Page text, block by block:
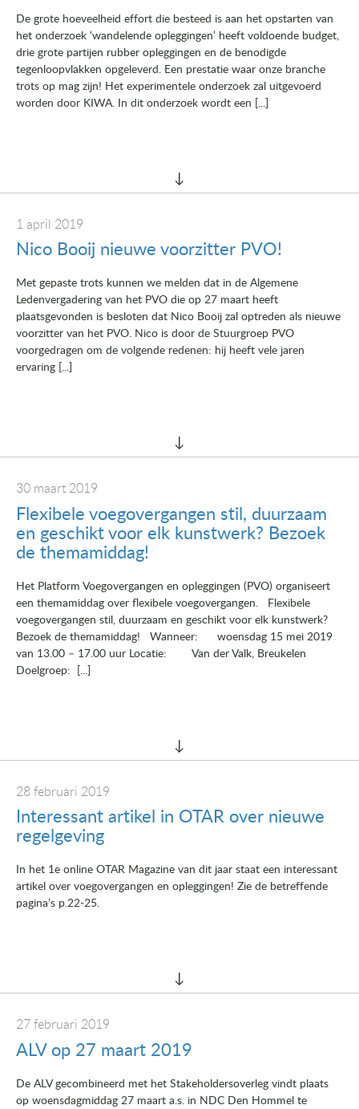
De grote hoeveelheid effort die besteed is aan het opstarten van
het onderzoek ‘wandelende opleggingen’ heeft voldoende budget,
drie grote partijen rubber opleggingen en de benodigde
tegenloopvlakken opgeleverd. Een prestatie waar onze branche
trots op mag zijn! Het experimentele onderzoek zal uitgevoerd
worden door KIWA. In dit onderzoek wordt een [...]
1 april 2019
Nico Booij nieuwe voorzitter PVO!
Met gepaste trots kunnen we melden dat in de Algemene
Ledenvergadering van het PVO die op 27 maart heeft
plaatsgevonden is besloten dat Nico Booij zal optreden als nieuwe
voorzitter van het PVO. Nico is door de Stuurgroep PVO
voorgedragen om de volgende redenen: hij heeft vele jaren
ervaring [...]
30 maart 2019
Flexibele voegovergangen stil, duurzaam
en geschikt voor elk kunstwerk? Bezoek
de themamiddag!
Het Platform Voegovergangen en opleggingen (PVO) organiseert
een themamiddag over flexibele voegovergangen. Flexibele
voegovergangen stil, duurzaam en geschikt voor elk kunstwerk?
Bezoek de themamiddag! Wanneer: woensdag 15 mei 2019
van 13.00 – 17.00 uur Locatie: Van der Valk, Breukelen
Doelgroep: [...]
28 februari 2019
Interessant artikel in OTAR over nieuwe
regelgeving
In het 1e online OTAR Magazine van dit jaar staat een interessant
artikel over voegovergangen en opleggingen! Zie de betreffende
pagina’s p.22-25.
27 februari 2019
ALV op 27 maart 2019
De ALV gecombineerd met het Stakeholdersoverleg vindt plaats
op woensdagmiddag 27 maart a.s. in NDC Den Hommel te